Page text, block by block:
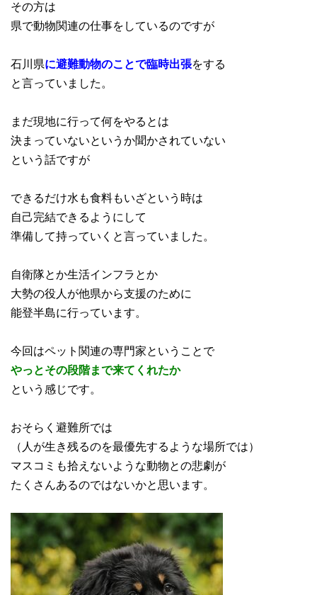
その方は
県で動物関連の仕事をしているのですが
石川県に避難動物のことで臨時出張をする
と言っていました。
まだ現地に行って何をやるとは
決まっていないというか聞かされていない
という話ですが
できるだけ水も食料もいざという時は
自己完結できるようにして
準備して持っていくと言っていました。
自衛隊とか生活インフラとか
大勢の役人が他県から支援のために
能登半島に行っています。
今回はペット関連の専門家ということで
やっとその段階まで来てくれたか
という感じです。
おそらく避難所では
（人が生き残るのを最優先するような場所では）
マスコミも拾えないような動物との悲劇が
たくさんあるのではないかと思います。